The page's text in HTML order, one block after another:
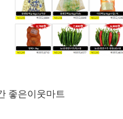
좋은이웃마트